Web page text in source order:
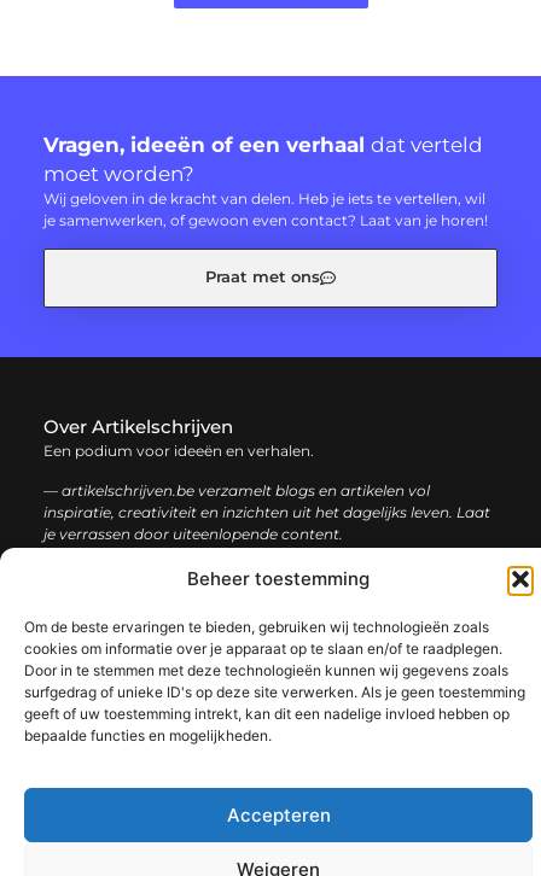
Beheer toestemming
Om de beste ervaringen te bieden, gebruiken wij technologieën zoals
cookies om informatie over je apparaat op te slaan en/of te raadplegen.
Door in te stemmen met deze technologieën kunnen wij gegevens zoals
surfgedrag of unieke ID's op deze site verwerken. Als je geen toestemming
geeft of uw toestemming intrekt, kan dit een nadelige invloed hebben op
bepaalde functies en mogelijkheden.
Accepteren
Weigeren
Vragen, ideeën of een verhaal dat verteld
moet worden?
Wij geloven in de kracht van delen. Heb je iets te vertellen, wil
je samenwerken, of gewoon even contact? Laat van je horen!
Praat met ons
Over Artikelschrijven
Een podium voor ideeën en verhalen.
— artikelschrijven.be verzamelt blogs en artikelen vol
inspiratie, creativiteit en inzichten uit het dagelijks leven. Laat
je verrassen door uiteenlopende content.
informatie